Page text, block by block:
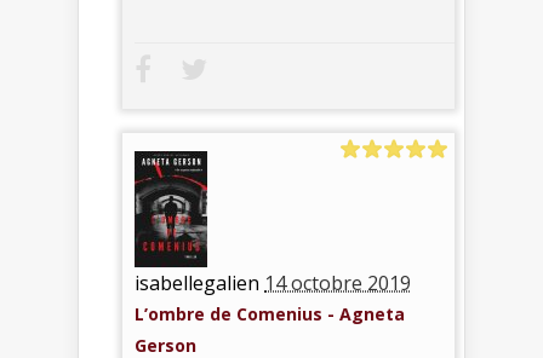
isabellegalien 14 octobre 2019
L’ombre de Comenius - Agneta
Gerson